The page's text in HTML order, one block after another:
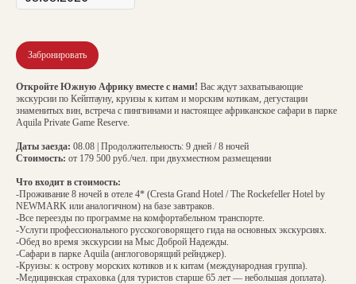
Забронировать
Откройте Южную Африку вместе с нами! Вас ждут захватывающие
экскурсии по Кейптауну, круизы к китам и морским котикам, дегустации
знаменитых вин, встреча с пингвинами и настоящее африканское сафари в парке
Aquila Private Game Reserve.
Даты заезда: 08.08 | Продолжительность: 9 дней / 8 ночей
Стоимость: от 179 500 руб./чел. при двухместном размещении
Что входит в стоимость:
-Проживание 8 ночей в отеле 4* (Cresta Grand Hotel / The Rockefeller Hotel by
NEWMARK или аналогичном) на базе завтраков.
-Все переезды по программе на комфортабельном транспорте.
-Услуги профессионального русскоговорящего гида на основных экскурсиях.
-Обед во время экскурсии на Мыс Доброй Надежды.
-Сафари в парке Aquila (англоговорящий рейнджер).
-Круизы: к острову морских котиков и к китам (международная группа).
-Медицинская страховка (для туристов старше 65 лет — небольшая доплата).